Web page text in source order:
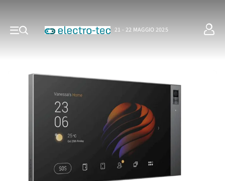
21 - 22 MAGGIO 2025